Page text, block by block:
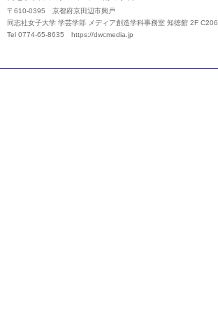
〒610-0395 京都府京田辺市興戸
同志社女子大学 学芸学部 メディア創造学科事務室 知徳館 2F C206
Tel 0774-65-8635 https://dwcmedia.jp